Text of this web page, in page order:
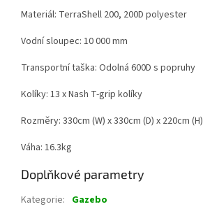
Materiál: TerraShell 200, 200D polyester
Vodní sloupec: 10 000 mm
Transportní taška: Odolná 600D s popruhy
Kolíky: 13 x Nash T-grip kolíky
Rozměry: 330cm (W) x 330cm (D) x 220cm (H)
Váha: 16.3kg
Doplňkové parametry
Kategorie: Gazebo